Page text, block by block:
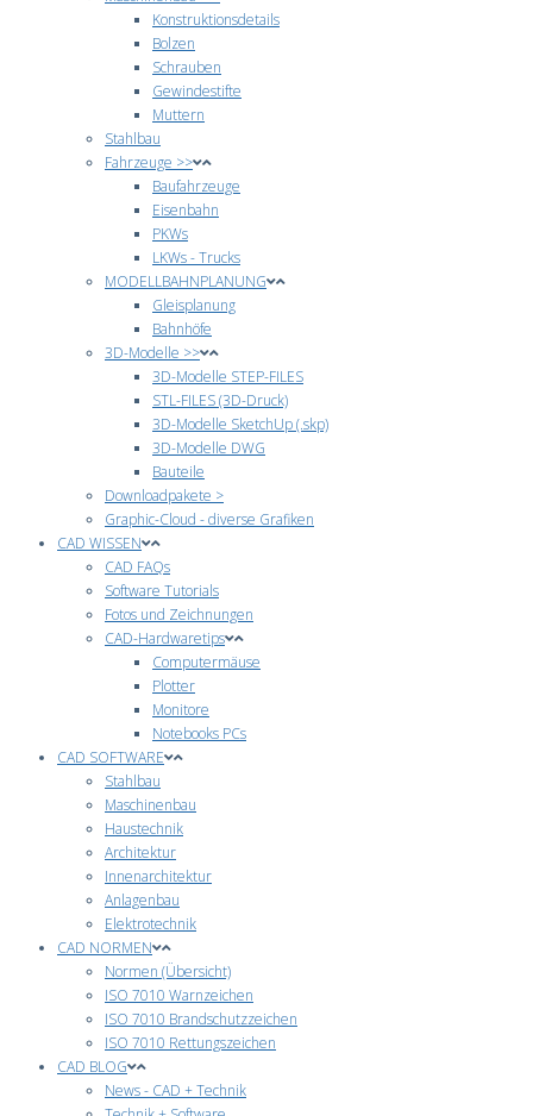
Konstruktionsdetails
Bolzen
Schrauben
Gewindestifte
Muttern
Stahlbau
Fahrzeuge >>
Baufahrzeuge
Eisenbahn
PKWs
LKWs - Trucks
MODELLBAHNPLANUNG
Gleisplanung
Bahnhöfe
3D-Modelle >>
3D-Modelle STEP-FILES
STL-FILES (3D-Druck)
3D-Modelle SketchUp (.skp)
3D-Modelle DWG
Bauteile
Downloadpakete >
Graphic-Cloud - diverse Grafiken
CAD WISSEN
CAD FAQs
Software Tutorials
Fotos und Zeichnungen
CAD-Hardwaretips
Computermäuse
Plotter
Monitore
Notebooks PCs
CAD SOFTWARE
Stahlbau
Maschinenbau
Haustechnik
Architektur
Innenarchitektur
Anlagenbau
Elektrotechnik
CAD NORMEN
Normen (Übersicht)
ISO 7010 Warnzeichen
ISO 7010 Brandschutzzeichen
ISO 7010 Rettungszeichen
CAD BLOG
News - CAD + Technik